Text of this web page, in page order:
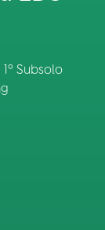
Subsolo